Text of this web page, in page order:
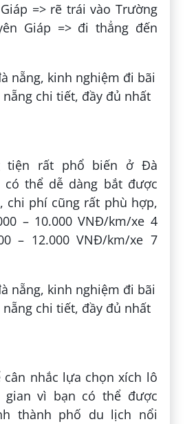
=> rẽ trái vào Trường
Giáp => đi thẳng đến
tiện rất phổ biến ở Đà
có thể dễ dàng bắt được
chi phí cũng rất phù hợp,
– 10.000 VNĐ/km/xe 4
– 12.000 VNĐ/km/xe 7
cân nhắc lựa chọn xích lô
vì bạn có thể được
thành phố du lịch nổi